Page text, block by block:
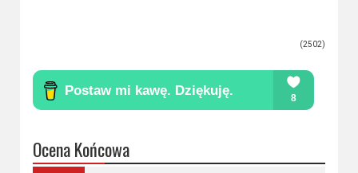
(2502)
Ocena Końcowa